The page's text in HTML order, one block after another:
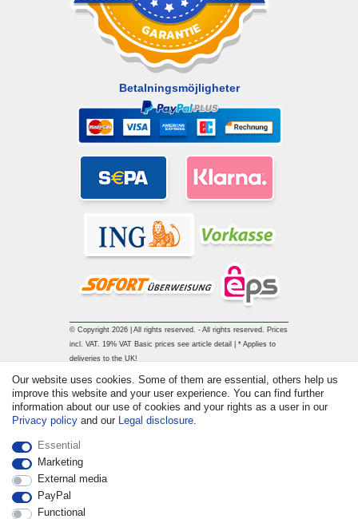
Betalningsmöjligheter
© Copyright 2026 | All rights reserved. - All rights reserved. Prices
incl. VAT. 19% VAT Basic prices see article detail | * Applies to
deliveries to the UK!
Our website uses cookies. Some of them are essential, others help us
improve this website and your user experience. You can find further
information about our use of cookies and your rights as a user in our
Privacy policy and our Legal disclosure.
Essential
Marketing
External media
PayPal
Functional
Withdraw from contract here Contact